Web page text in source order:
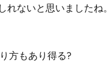
れないと思いましたね。
方もあり得る?